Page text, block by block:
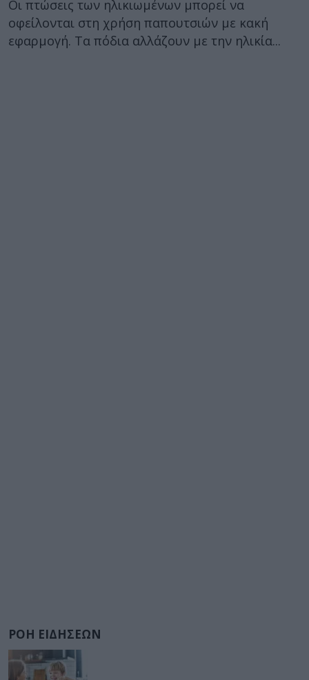
Οι πτώσεις των ηλικιωμένων μπορεί να
οφείλονται στη χρήση παπουτσιών με κακή
εφαρμογή. Τα πόδια αλλάζουν με την ηλικία...
ΡΟΗ ΕΙΔΗΣΕΩΝ